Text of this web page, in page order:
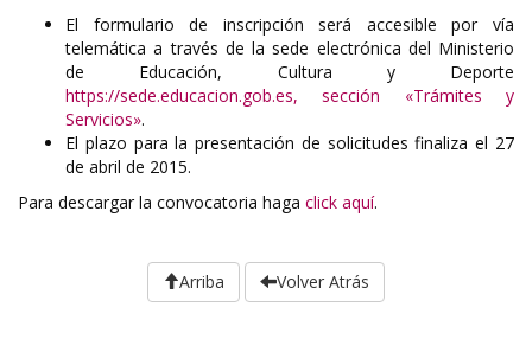
El formulario de inscripción será accesible por vía
telemática a través de la sede electrónica del Ministerio
de Educación, Cultura y Deporte
https://sede.educacion.gob.es, sección «Trámites y
Servicios».
El plazo para la presentación de solicitudes finaliza el 27
de abril de 2015.
Para descargar la convocatoria haga click aquí.
Arriba Volver Atrás